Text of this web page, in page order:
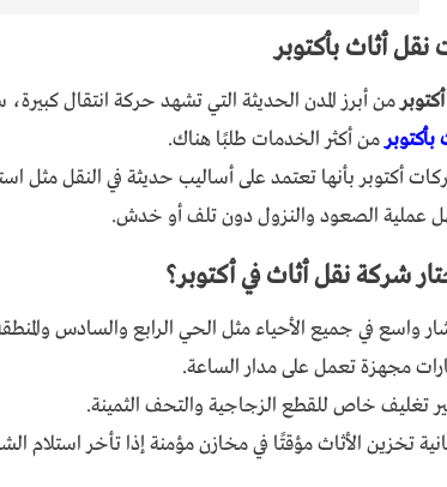
أثاث بأكتوبر
من أبرز المدن الحديثة التي تشهد حركة انتقال
من أكثر الخدمات طلبًا هناك.
أكتوبر بأنها تعتمد على أساليب حديثة في النقل مثل
عملية الصعود والنزول دون تلف أو خدش.
شركة نقل أثاث في أكتوبر؟
واسع في جميع الأحياء مثل الحي الرابع والسادس
مجهزة تعمل على مدار الساعة.
تغليف خاص للقطع الزجاجية والتحف الثمينة.
تخزين الأثاث مؤقتًا في مخازن مؤمنة إذا تأخر استلام